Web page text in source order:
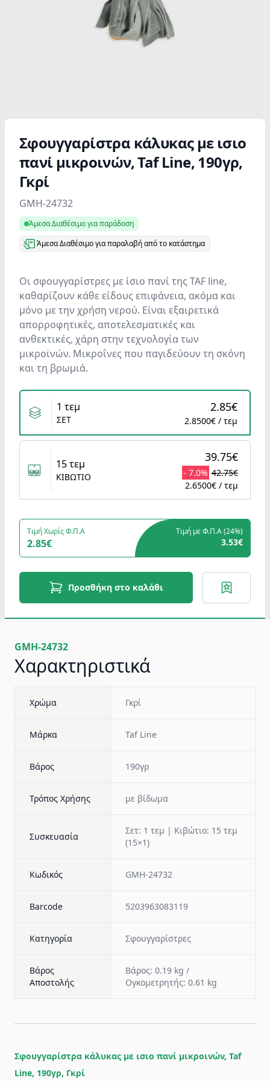
Σφουγγαρίστρα κάλυκας με ισιο
πανί μικροινών, Taf Line, 190γρ,
Γκρί
Product information
GMH-24732
Άμεσα Διαθέσιμο για παράδοση
Άμεσα Διαθέσιμο για παραλαβή από το κατάστημα
Οι σφουγγαρίστρες με ίσιο πανί της TAF line,
καθαρίζουν κάθε είδους επιφάνεια, ακόμα και
μόνο με την χρήση νερού. Είναι εξαιρετικά
απορροφητικές, αποτελεσματικές και
ανθεκτικές, χάρη στην τεχνολογία των
μικροϊνών. Μικροΐνες που παγιδεύουν τη σκόνη
και τη βρωμιά.
Variants
1 τεμ
ΣΕΤ
2.85€
2.8500€ / τεμ
15 τεμ
ΚΙΒΩΤΙΟ
39.75€
- 7.0% 42.75€
2.6500€ / τεμ
Τιμή Χωρίς Φ.Π.Α
2.85€
Τιμή με Φ.Π.Α (24%)
3.53€
Προσθήκη στο καλάθι
GMH-24732
Χαρακτηριστικά
Χρώμα Γκρί
Μάρκα Taf Line
Βάρος 190γρ
Τρόπος Χρήσης με βίδωμα
Συσκευασία
Σετ: 1 τεμ | Κιβώτιο: 15 τεμ
(15×1)
Κωδικός GMH-24732
Barcode 5203963083119
Κατηγορία Σφουγγαρίστρες
Βάρος
Αποστολής
Βάρος: 0.19 kg /
Ογκομετρητής: 0.61 kg
Σφουγγαρίστρα κάλυκας με ισιο πανί μικροινών, Taf
Line, 190γρ, Γκρί